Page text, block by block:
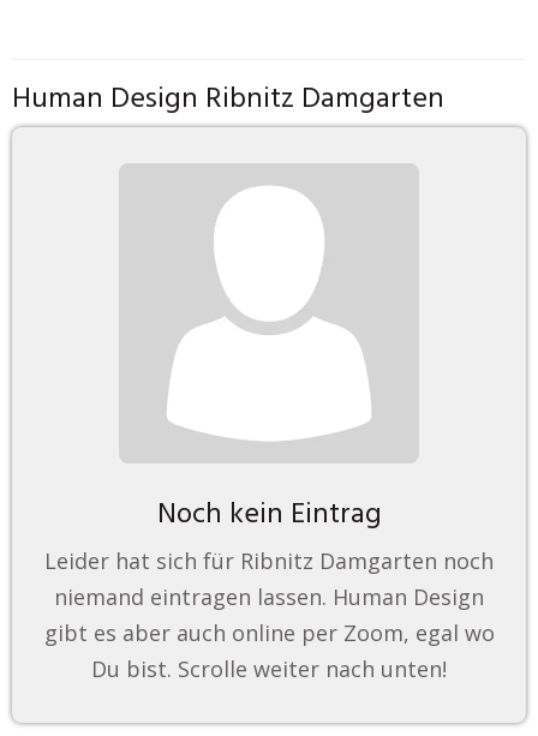
Human Design Ribnitz Damgarten
Noch kein Eintrag
Leider hat sich für Ribnitz Damgarten noch
niemand eintragen lassen. Human Design
gibt es aber auch online per Zoom, egal wo
Du bist. Scrolle weiter nach unten!